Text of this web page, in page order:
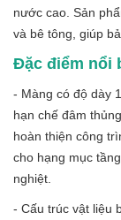
nước cao. Sản
và bê tông, giúp
Đặc điểm nổi
- Màng có độ dày
hạn chế đâm
hoàn thiện công
cho hạng mục
nghiệt.
- Cấu trúc vật liệu